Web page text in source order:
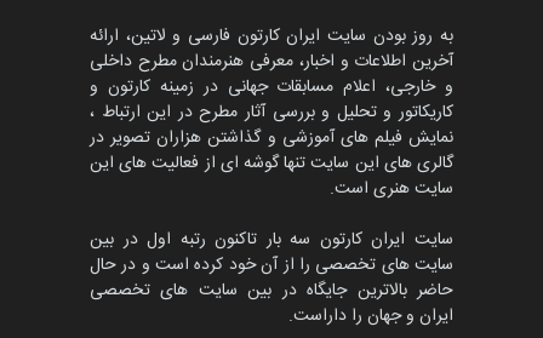
مسابقۀ بین‌المللی کارتون و
کاریکاتور «البغلی…
مهلت 3 ماه دیگر
جشنواره بین‌المللی کارتون
مدارس پرتغال، ۲۰۲۷
مهلت
به روز بودن سایت ایران کارتون فارسی و لاتین، ارائه
آخرین اطلاعات و اخبار، معرفی هنرمندان مطرح داخلی
و خارجی، اعلام مسابقات جهانی در زمینه کارتون و
کاریکاتور و تحلیل و بررسی آثار مطرح در این ارتباط ،
نمایش فیلم های آموزشی و گذاشتن هزاران تصویر در
گالری های این سایت تنها گوشه ای از فعالیت های این
سایت هنری است.
سایت ایران کارتون سه بار تاکنون رتبه اول در بین
سایت های تخصصی را از آن خود کرده است و در حال
حاضر بالاترین جایگاه در بین سایت های تخصصی
ایران و جهان را داراست.